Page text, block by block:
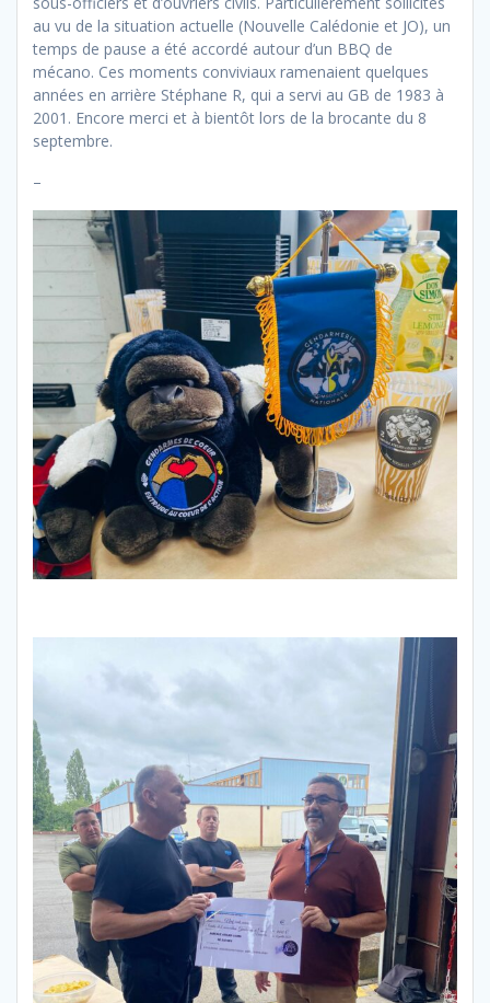
au vu de la situation actuelle (Nouvelle Calédonie et JO), un
temps de pause a été accordé autour d’un BBQ de
mécano. Ces moments conviviaux ramenaient quelques
années en arrière Stéphane R, qui a servi au GB de 1983 à
2001. Encore merci et à bientôt lors de la brocante du 8
septembre.
–